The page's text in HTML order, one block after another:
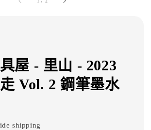
屋 - 里山 - 2023
Vol. 2 鋼筆墨水
shipping